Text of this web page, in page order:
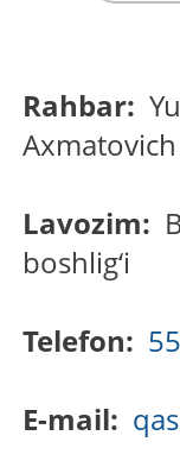
Rahbar:
Axmatovich
Lavozim:
boshlig‘i
Telefon:
E-mail: